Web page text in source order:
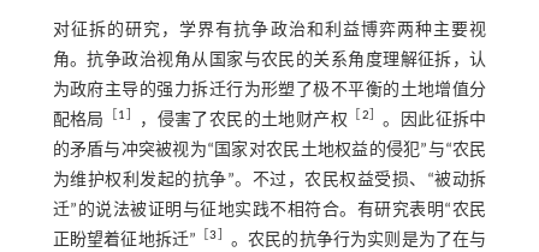
对征拆的研究，学界有抗争政治和利益博弈两种主要视
角。抗争政治视角从国家与农民的关系角度理解征拆，认
为政府主导的强力拆迁行为形塑了极不平衡的土地增值分
配格局
1 ，侵害了农民的土地财产权 2
。因此征拆中
的矛盾与冲突被视为“国家对农民土地权益的侵犯”与“农民
为维护权利发起的抗争”。不过，农民权益受损、“被动拆
迁”的说法被证明与征地实践不相符合。有研究表明“农民
正盼望着征地拆迁” ［3
。农民的抗争行为实则是为了在与